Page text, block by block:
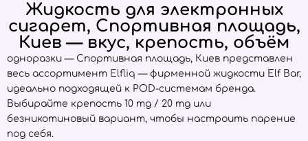
Жидкость для электронных
сигарет, Спортивная площадь,
Киев — вкус, крепость, объём
одноразки — Спортивная площадь, Киев представлен
весь ассортимент Elfliq — фирменной жидкости Elf Bar,
идеально подходящей к POD-системам бренда.
Выбирайте крепость 10 mg / 20 mg или
безникотиновый вариант, чтобы настроить парение
под себя.